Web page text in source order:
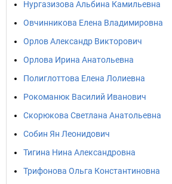
Нургазизова Альбина Камильевна
Овчинникова Елена Владимировна
Орлов Александр Викторович
Орлова Ирина Анатольевна
Полиглоттова Елена Лолиевна
Рокоманюк Василий Иванович
Скорюкова Светлана Анатольевна
Собин Ян Леонидович
Тигина Нина Александровна
Трифонова Ольга Константиновна